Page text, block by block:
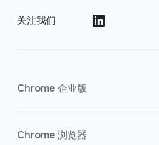
关注我们
Chrome 企业版
安全性
Chrome 浏览器